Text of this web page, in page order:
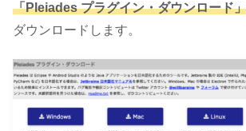
「Pleiades プラグイン・ダウンロード」
ダウンロードします。